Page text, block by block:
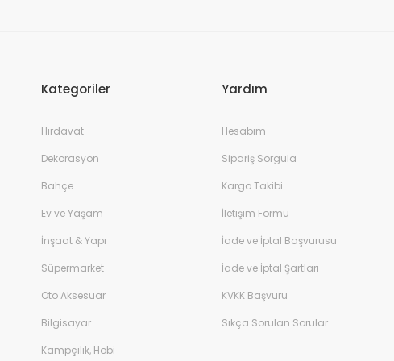
Kategoriler
Hırdavat
Dekorasyon
Bahçe
Ev ve Yaşam
İnşaat & Yapı
Süpermarket
Oto Aksesuar
Bilgisayar
Kampçılık, Hobi
Yardım
Hesabım
Sipariş Sorgula
Kargo Takibi
İletişim Formu
İade ve İptal Başvurusu
İade ve İptal Şartları
KVKK Başvuru
Sıkça Sorulan Sorular